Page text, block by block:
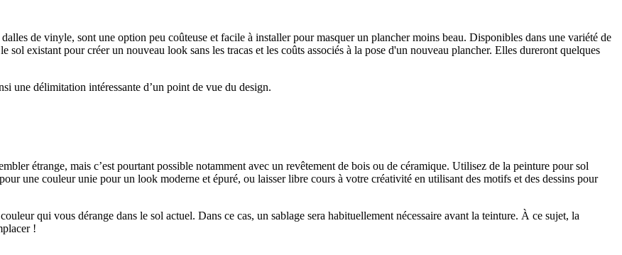
de vinyle, sont une option peu coûteuse et facile à installer pour masquer un plancher moins beau. Disponibles dans une variété de
sol existant pour créer un nouveau look sans les tracas et les coûts associés à la pose d'un nouveau plancher. Elles dureront quelques
une délimitation intéressante d’un point de vue du design.
étrange, mais c’est pourtant possible notamment avec un revêtement de bois ou de céramique. Utilisez de la peinture pour sol
une couleur unie pour un look moderne et épuré, ou laisser libre cours à votre créativité en utilisant des motifs et des dessins pour
qui vous dérange dans le sol actuel. Dans ce cas, un sablage sera habituellement nécessaire avant la teinture. À ce sujet, la
!